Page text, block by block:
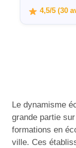
4,5/5 (30
Le dynamisme
grande partie
formations en
ville. Ces